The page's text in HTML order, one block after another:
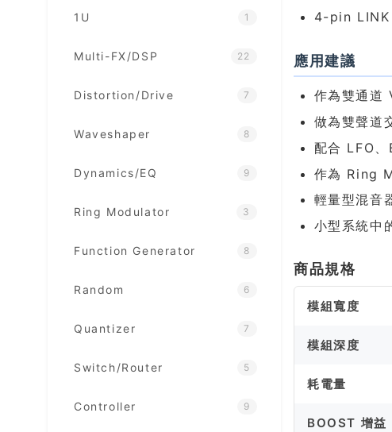
1U 1
Multi-FX/DSP 22
Distortion/Drive 7
Waveshaper 8
Dynamics/EQ 9
Ring Modulator 3
Function Generator 8
Random 6
Quantizer 7
Switch/Router 5
Controller 9
4-pin LINK
應用建議
作為雙通道
做為雙聲道
配合 LFO
作為 Ring
輕量型混音
小型系統中
商品規格
模組寬度
模組深度
耗電量
BOOST 增益